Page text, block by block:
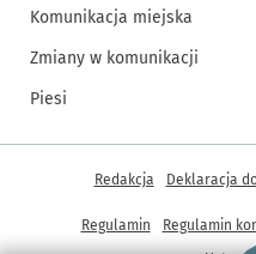
Komunikacja miejska
Zmiany w komunikacji
Piesi
Inne informacje
Redakcja Deklaracja
Regulamin Regulamin